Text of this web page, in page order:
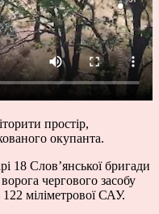
простір,
окупанта.
18 Словʼянської бригади
чергового засобу
міліметрової САУ.